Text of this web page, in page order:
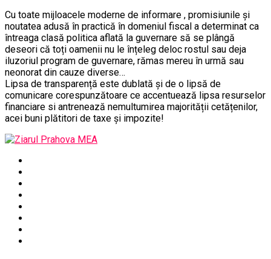
Cu toate mijloacele moderne de informare , promisiunile și
noutatea adusă în practică în domeniul fiscal a determinat ca
întreaga clasă politica aflată la guvernare să se plângă
deseori că toți oamenii nu le înțeleg deloc rostul sau deja
iluzoriul program de guvernare, rămas mereu în urmă sau
neonorat din cauze diverse…
Lipsa de transparență este dublată și de o lipsă de
comunicare corespunzătoare ce accentuează lipsa resurselor
financiare si antrenează nemultumirea majorității cetățenilor,
acei buni plătitori de taxe și impozite!